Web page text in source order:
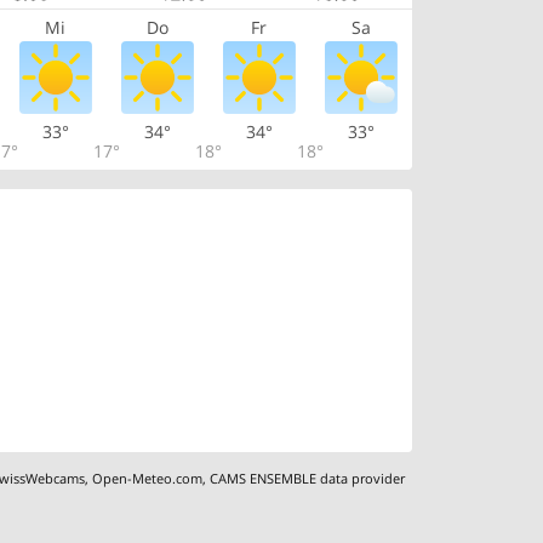
Mi Do Fr Sa
33°
17°
34°
18°
34°
18°
33°
,Open-Meteo.com,CAMS ENSEMBLE data provider